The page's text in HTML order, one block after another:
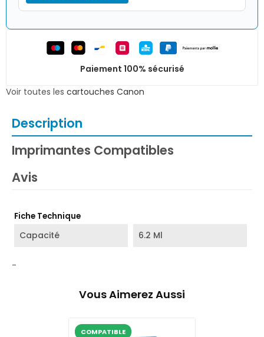
Paiement 100% sécurisé
Voir toutes les cartouches Canon
Description
Imprimantes Compatibles
Avis
Fiche Technique
Capacité 6.2 Ml
-
Vous Aimerez Aussi
COMPATIBLE